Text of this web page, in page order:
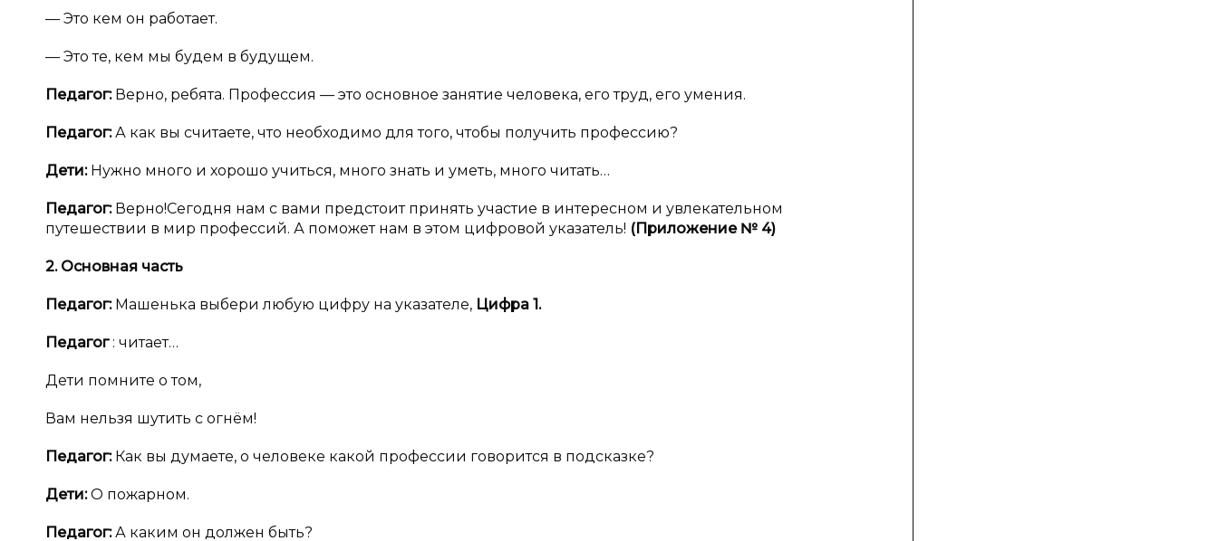
— Это кем он работает.
— Это те, кем мы будем в будущем.
Педагог: Верно, ребята. Профессия — это основное занятие человека, его труд, его умения.
Педагог:А как вы считаете, что необходимо для того, чтобы получить профессию?
Дети: Нужно много и хорошо учиться, много знать и уметь, много читать…
Педагог: Верно!Сегодня нам с вами предстоит принять участие в интересном и увлекательном
путешествии в мир профессий. А поможет нам в этом цифровой указатель! (Приложение № 4)
2. Основная часть
Педагог: Машенька выбери любую цифру на указателе, Цифра 1.
Педагог : читает…
Дети помните о том,
Вам нельзя шутить с огнём!
Педагог: Как вы думаете, о человеке какой профессии говорится в подсказке?
Дети:О пожарном.
Педагог:А каким он должен быть?